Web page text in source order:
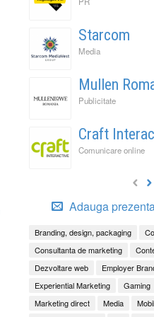
Starcom
Media
Mullen
Publicitate
Craft
Comunicare online
Adauga
Branding, design, packaging
Consultanta de marketing
Dezvoltare web
Employer
Experiential Marketing
Gaming
Marketing direct
Media